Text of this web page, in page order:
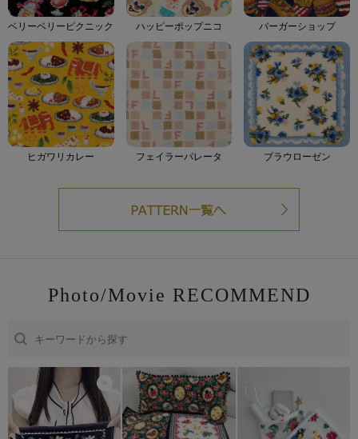
ベリーベリーピクニック ハッピーポップニコ バーガーショップ
ヒガワリカレー フェイラーパレータ ブラウローゼン
Photo/Movie RECOMMEND